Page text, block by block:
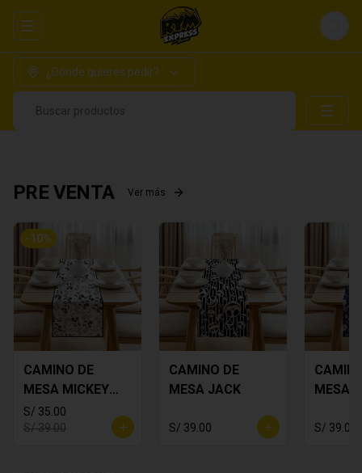
Abrir menu de navegación Login
¿Dónde quieres pedir?
Buscar productos
PRE VENTA Ver más
-10%
CAMINO DE
MESA MICKEY
PLOMO
S/ 35.00
S/ 39.00
CAMINO DE
MESA JACK
S/ 39.00
MESA
S/ 39.00